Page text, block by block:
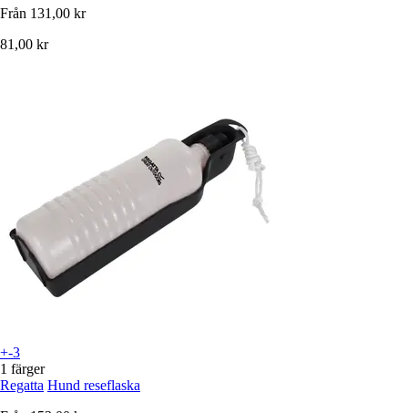
Från 131,00 kr
81,00 kr
+-3
1 färger
Regatta Hund reseflaska